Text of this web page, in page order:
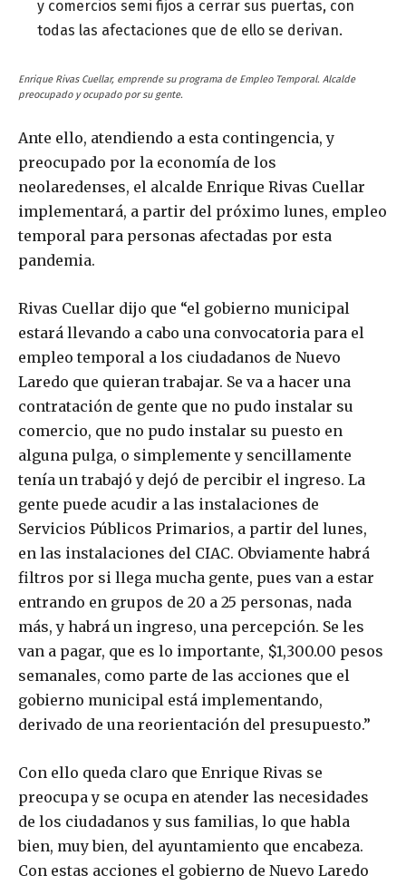
y comercios semi fijos a cerrar sus puertas, con
todas las afectaciones que de ello se derivan.
Enrique Rivas Cuellar, emprende su programa de Empleo Temporal. Alcalde
preocupado y ocupado por su gente.
Ante ello, atendiendo a esta contingencia, y
preocupado por la economía de los
neolaredenses, el alcalde Enrique Rivas Cuellar
implementará, a partir del próximo lunes, empleo
temporal para personas afectadas por esta
pandemia.
Rivas Cuellar dijo que “el gobierno municipal
estará llevando a cabo una convocatoria para el
empleo temporal a los ciudadanos de Nuevo
Laredo que quieran trabajar. Se va a hacer una
contratación de gente que no pudo instalar su
comercio, que no pudo instalar su puesto en
alguna pulga, o simplemente y sencillamente
tenía un trabajó y dejó de percibir el ingreso. La
gente puede acudir a las instalaciones de
Servicios Públicos Primarios, a partir del lunes,
en las instalaciones del CIAC. Obviamente habrá
filtros por si llega mucha gente, pues van a estar
entrando en grupos de 20 a 25 personas, nada
más, y habrá un ingreso, una percepción. Se les
van a pagar, que es lo importante, $1,300.00 pesos
semanales, como parte de las acciones que el
gobierno municipal está implementando,
derivado de una reorientación del presupuesto.”
Con ello queda claro que Enrique Rivas se
preocupa y se ocupa en atender las necesidades
de los ciudadanos y sus familias, lo que habla
bien, muy bien, del ayuntamiento que encabeza.
Con estas acciones el gobierno de Nuevo Laredo